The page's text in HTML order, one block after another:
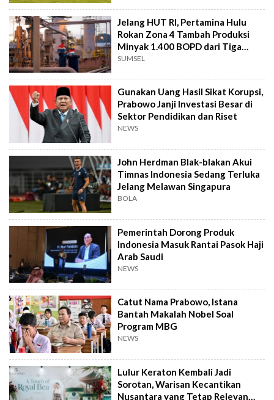
Jelang HUT RI, Pertamina Hulu
Rokan Zona 4 Tambah Produksi
Minyak 1.400 BOPD dari Tiga
Sumur Baru
SUMSEL
Gunakan Uang Hasil Sikat Korupsi,
Prabowo Janji Investasi Besar di
Sektor Pendidikan dan Riset
NEWS
John Herdman Blak-blakan Akui
Timnas Indonesia Sedang Terluka
Jelang Melawan Singapura
BOLA
Pemerintah Dorong Produk
Indonesia Masuk Rantai Pasok Haji
Arab Saudi
NEWS
Catut Nama Prabowo, Istana
Bantah Makalah Nobel Soal
Program MBG
NEWS
Lulur Keraton Kembali Jadi
Sorotan, Warisan Kecantikan
Nusantara yang Tetap Relevan